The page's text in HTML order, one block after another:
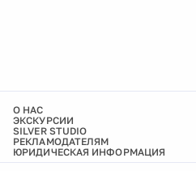
О НАС
ЭКСКУРСИИ
SILVER STUDIO
РЕКЛАМОДАТЕЛЯМ
ЮРИДИЧЕСКАЯ ИНФОРМАЦИЯ